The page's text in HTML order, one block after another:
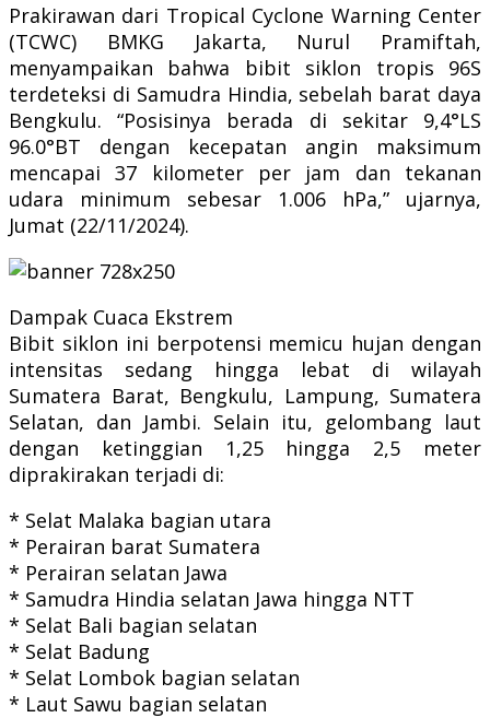
Prakirawan dari Tropical Cyclone Warning Center
(TCWC) BMKG Jakarta, Nurul Pramiftah,
menyampaikan bahwa bibit siklon tropis 96S
terdeteksi di Samudra Hindia, sebelah barat daya
Bengkulu. “Posisinya berada di sekitar 9,4°LS
96.0°BT dengan kecepatan angin maksimum
mencapai 37 kilometer per jam dan tekanan
udara minimum sebesar 1.006 hPa,” ujarnya,
Jumat (22/11/2024).
Dampak Cuaca Ekstrem
Bibit siklon ini berpotensi memicu hujan dengan
intensitas sedang hingga lebat di wilayah
Sumatera Barat, Bengkulu, Lampung, Sumatera
Selatan, dan Jambi. Selain itu, gelombang laut
dengan ketinggian 1,25 hingga 2,5 meter
diprakirakan terjadi di:
* Selat Malaka bagian utara
* Perairan barat Sumatera
* Perairan selatan Jawa
* Samudra Hindia selatan Jawa hingga NTT
* Selat Bali bagian selatan
* Selat Badung
* Selat Lombok bagian selatan
* Laut Sawu bagian selatan